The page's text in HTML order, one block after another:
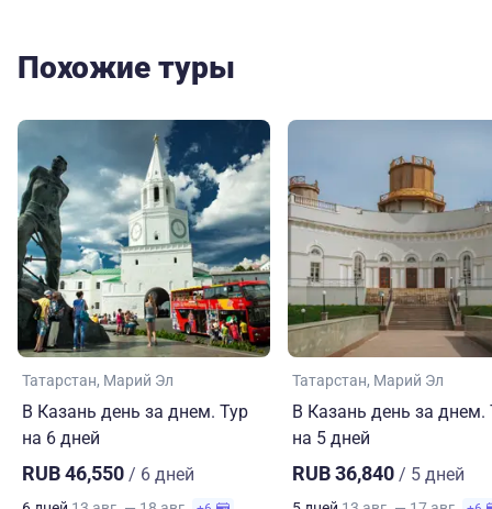
Похожие туры
Татарстан Марий Эл
В Казань день за днем. Тур
на 6 дней
RUB 46,550 / 6 дней
Татарстан Марий Эл
В Казань день за днем.
на 5 дней
RUB 36,840 / 5 дней